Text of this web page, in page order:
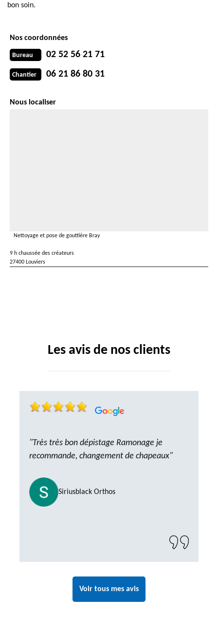
bon soin.
Nos coordonnées
Bureau 02 52 56 21 71
Chantier 06 21 86 80 31
Nous localiser
Nettoyage et pose de gouttière Bray
9 h chaussée des créateurs
27400 Louviers
Les avis de nos clients
"Très très bon dépistage Ramonage je
recommande, changement de chapeaux"
Siriusblack Orthos
Voir tous mes avis